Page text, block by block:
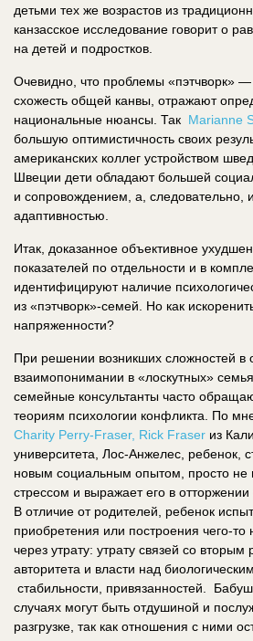
детьми тех же возрастов из
канзасское исследование говорит о
на детей и подростков.
Очевидно, что проблемы «пэтчворк»
схожесть общей канвы, отражают
национальные нюансы. Так Marianne
большую оптимистичность своих
американских коллег устройством
Швеции дети обладают большей
и сопровождением, а, следовательно,
адаптивностью.
Итак, доказанное объективное
показателей по отдельности и в
идентифицируют наличие
из «пэтчворк»-семей. Но как
напряженности?
При решении возникших сложностей в
взаимопонимании в «лоскутных»
семейные консультанты часто
теориям психологии конфликта. По
Charity Perry-Fraser, Rick Fraser из
университета, Лос-Анжелес, ребенок,
новым социальным опытом, просто не
стрессом и выражает его в отторжении
В отличие от родителей, ребенок
приобретения или построения чего-то
через утрату: утрату связей со вторым
авторитета и власти над
стабильности, привязанностей.
случаях могут быть отдушиной и
разгрузке, так как отношения с ними